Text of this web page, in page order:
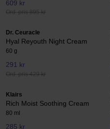
609 kr
Ord. pris 895 kr
Dr. Ceuracle
Hyal Reyouth Night Cream
60 g
291 kr
Ord. pris 429 kr
Klairs
Rich Moist Soothing Cream
80 ml
285 kr